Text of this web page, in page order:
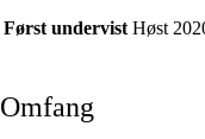
Først undervist Høst
Omfang